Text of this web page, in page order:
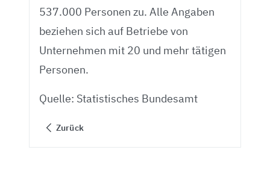
537.000 Personen zu. Alle Angaben
beziehen sich auf Betriebe von
Unternehmen mit 20 und mehr tätigen
Personen.
Quelle: Statistisches Bundesamt
Zurück